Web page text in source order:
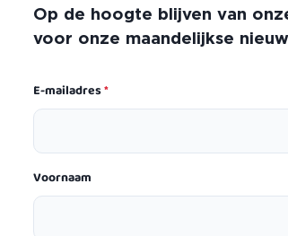
Op de hoogte blijven van
voor onze maandelijkse
E-mailadres*
Voornaam